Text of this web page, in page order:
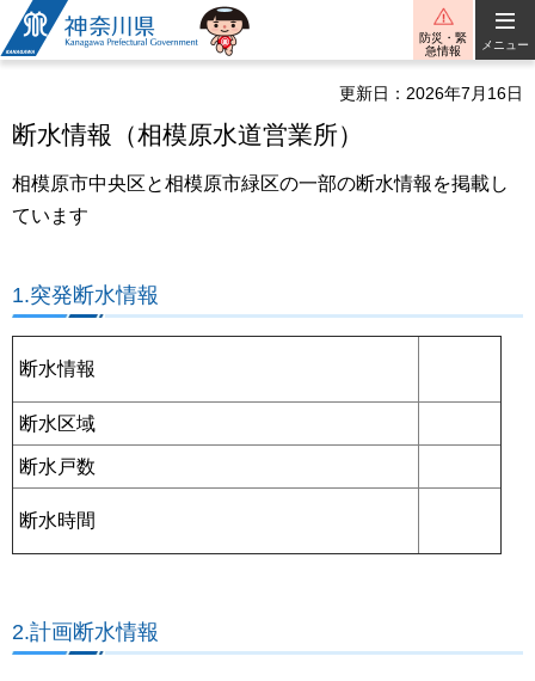
神奈川県
防災・緊
急情報
メニュー
更新日：2026年7月16日
断水情報（相模原水道営業所）
相模原市中央区と相模原市緑区の一部の断水情報を掲載し
ています
1.突発断水情報
断水情報
断水区域
断水戸数
断水時間
2.計画断水情報